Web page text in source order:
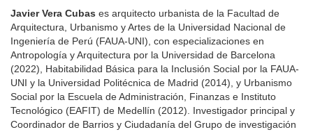
Javier Vera Cubas es arquitecto urbanista de la Facultad de
Arquitectura, Urbanismo y Artes de la Universidad Nacional de
Ingeniería de Perú (FAUA-UNI), con especializaciones en
Antropología y Arquitectura por la Universidad de Barcelona
(2022), Habitabilidad Básica para la Inclusión Social por la FAUA-
UNI y la Universidad Politécnica de Madrid (2014), y Urbanismo
Social por la Escuela de Administración, Finanzas e Instituto
Tecnológico (EAFIT) de Medellín (2012). Investigador principal y
Coordinador de Barrios y Ciudadanía del Grupo de investigación